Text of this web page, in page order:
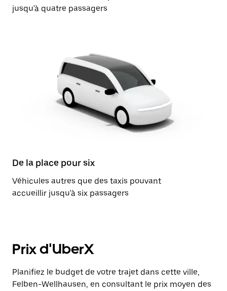
jusqu'à quatre passagers
De la place pour six
Véhicules autres que des taxis pouvant
accueillir jusqu'à six passagers
Prix d'UberX
Planifiez le budget de votre trajet dans cette ville,
Felben-Wellhausen, en consultant le prix moyen des